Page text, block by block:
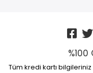
Tüm kredi kartı bilgileriniz